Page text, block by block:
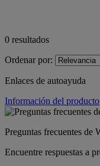
0 resultados
Ordenar por:
Enlaces de autoayuda
Información del producto
Preguntas frecuentes de
Encuentre respuestas a